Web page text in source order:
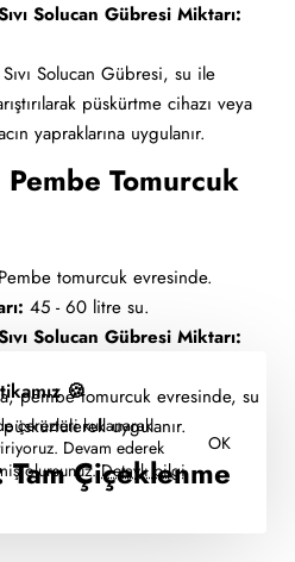
🍪
çerezleri kullanarak
Devam ederek
olursunuz.Detaylı bilgi
OK
Solucan Gübresi Miktarı:
Solucan Gübresi, su ile
püskürtme cihazı veya
yapraklarına uygulanır.
Tomurcuk
Pembe tomurcuk evresinde.
45 - 60 litre su.
Solucan Gübresi Miktarı:
pembe tomurcuk evresinde, su
uygulanır.
Çiçeklenme